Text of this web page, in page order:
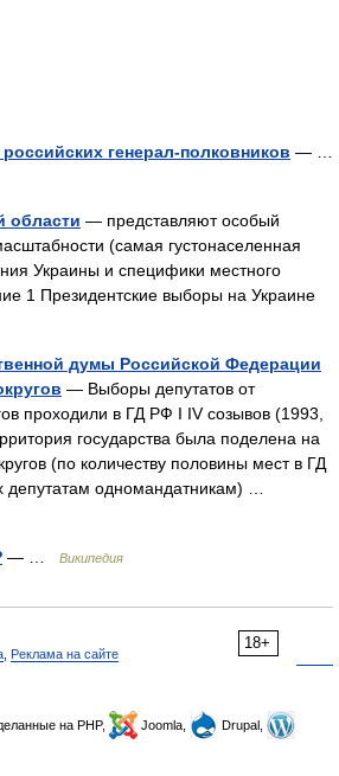
генерал-полковников — …
области — представляют особый
(самая густонаселенная
Украины и специфики местного
1 Президентские выборы на Украине
думы Российской Федерации
— Выборы депутатов от
проходили в ГД РФ I IV созывов (1993,
государства была поделена на
(по количеству половины мест в ГД
депутатам одномандатникам) …
— … Википедия
18+
Реклама на сайте
на PHP, Joomla,
Drupal,